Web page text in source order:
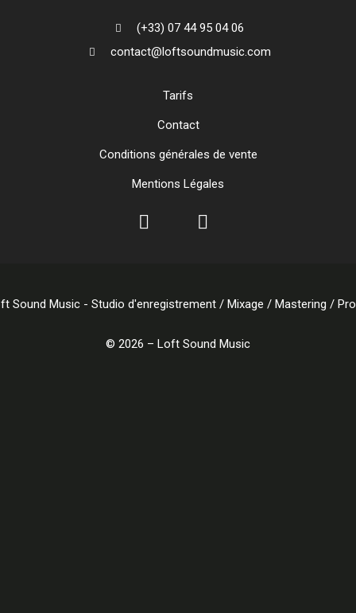
(+33) 07 44 95 04 06
contact@loftsoundmusic.com
Tarifs
Contact
Conditions générales de vente
Mentions Légales
© 2026 – Loft Sound Music